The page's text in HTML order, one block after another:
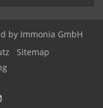
by Immonia GmbH
Sitemap